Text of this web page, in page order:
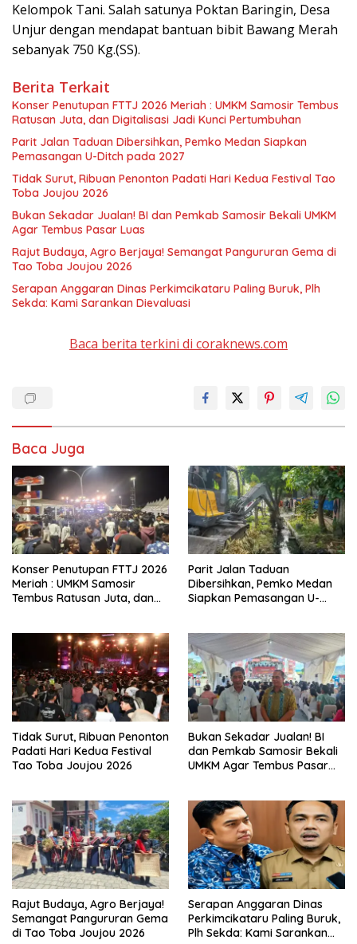
Kelompok Tani. Salah satunya Poktan Baringin, Desa
Unjur dengan mendapat bantuan bibit Bawang Merah
sebanyak 750 Kg.(SS).
Berita Terkait
Konser Penutupan FTTJ 2026 Meriah : UMKM Samosir Tembus
Ratusan Juta, dan Digitalisasi Jadi Kunci Pertumbuhan
Parit Jalan Taduan Dibersihkan, Pemko Medan Siapkan
Pemasangan U-Ditch pada 2027
Tidak Surut, Ribuan Penonton Padati Hari Kedua Festival Tao
Toba Joujou 2026
Bukan Sekadar Jualan! BI dan Pemkab Samosir Bekali UMKM
Agar Tembus Pasar Luas
Rajut Budaya, Agro Berjaya! Semangat Pangururan Gema di
Tao Toba Joujou 2026
Serapan Anggaran Dinas Perkimcikataru Paling Buruk, Plh
Sekda: Kami Sarankan Dievaluasi
Baca berita terkini di coraknews.com
Baca Juga
Konser Penutupan FTTJ 2026
Meriah : UMKM Samosir
Tembus Ratusan Juta, dan
Parit Jalan Taduan
Dibersihkan, Pemko Medan
Siapkan Pemasangan U-
Tidak Surut, Ribuan Penonton
Padati Hari Kedua Festival
Tao Toba Joujou 2026
Bukan Sekadar Jualan! BI
dan Pemkab Samosir Bekali
UMKM Agar Tembus Pasar
Rajut Budaya, Agro Berjaya!
Semangat Pangururan Gema
di Tao Toba Joujou 2026
Serapan Anggaran Dinas
Perkimcikataru Paling Buruk,
Plh Sekda: Kami Sarankan